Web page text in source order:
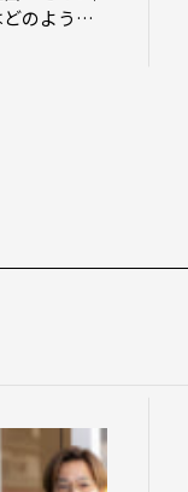
のような